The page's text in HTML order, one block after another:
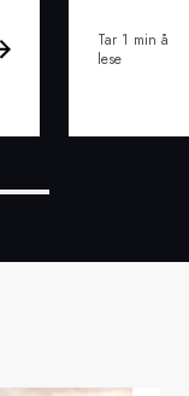
Tar 1 min å
lese